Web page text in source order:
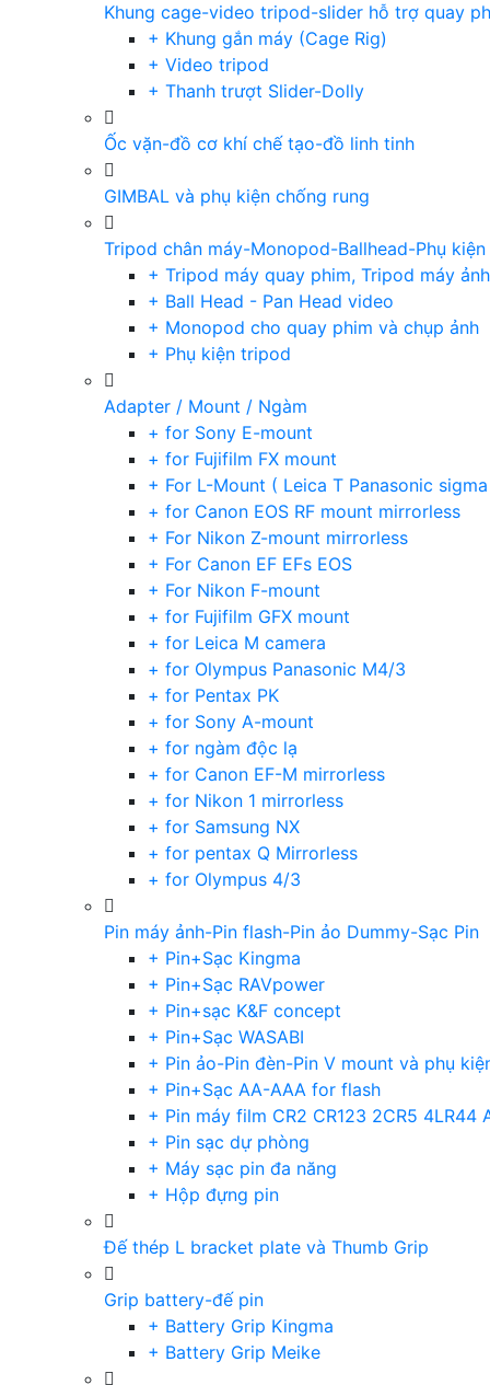
Khung cage-video tripod-slider hỗ trợ quay
+ Khung gắn máy (Cage Rig)
+ Video tripod
+ Thanh trượt Slider-Dolly
Ốc vặn-đồ cơ khí chế tạo-đồ linh tinh
GIMBAL và phụ kiện chống rung
Tripod chân máy-Monopod-Ballhead-Phụ kiện
+ Tripod máy quay phim, Tripod máy
+ Ball Head - Pan Head video
+ Monopod cho quay phim và chụp ảnh
+ Phụ kiện tripod
Adapter / Mount / Ngàm
+ for Sony E-mount
+ for Fujifilm FX mount
+ For L-Mount ( Leica T Panasonic
+ for Canon EOS RF mount mirrorless
+ For Nikon Z-mount mirrorless
+ For Canon EF EFs EOS
+ For Nikon F-mount
+ for Fujifilm GFX mount
+ for Leica M camera
+ for Olympus Panasonic M4/3
+ for Pentax PK
+ for Sony A-mount
+ for ngàm độc lạ
+ for Canon EF-M mirrorless
+ for Nikon 1 mirrorless
+ for Samsung NX
+ for pentax Q Mirrorless
+ for Olympus 4/3
Pin máy ảnh-Pin flash-Pin ảo Dummy-Sạc Pin
+ Pin+Sạc Kingma
+ Pin+Sạc RAVpower
+ Pin+sạc K&F concept
+ Pin+Sạc WASABI
+ Pin ảo-Pin đèn-Pin V mount và phụ
+ Pin+Sạc AA-AAA for flash
+ Pin máy film CR2 CR123 2CR5 4LR44
+ Pin sạc dự phòng
+ Máy sạc pin đa năng
+ Hộp đựng pin
Đế thép L bracket plate và Thumb Grip
Grip battery-đế pin
+ Battery Grip Kingma
+ Battery Grip Meike